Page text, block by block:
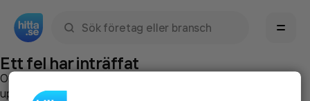
Ett fel har inträffat
Om du vill kan du
uppstod så att vi lättare och snabbare kan avhjälpa det.